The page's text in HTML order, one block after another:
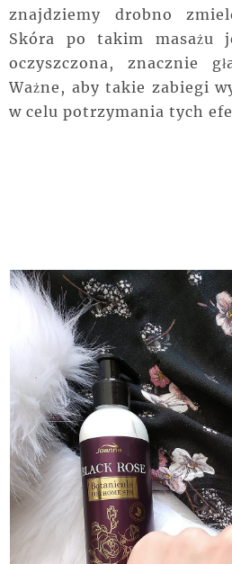
znajdziemy drobno
Skóra po takim masażu
oczyszczona, znacznie
Ważne, aby takie zabiegi
w celu potrzymania tych